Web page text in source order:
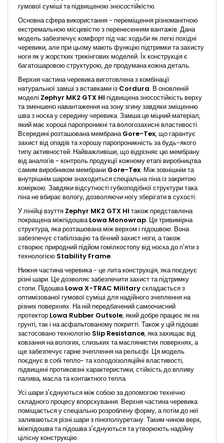
гумової суміші та підвищеною зносостійкістю.
Основна сфера використання - переміщення різноманітною
екстремальною місцевістю з перенесенням вантажів. Дана
модель забезпечує комфорт під час ходьби як легкі похідні
черевики, але при цьому мають функцію підтримки та захисту
ноги як у жорстких трекінгових моделей. Їх конструкція є
багатошаровою структурою, де продумана кожна деталь.
Верхня частина черевика виготовлена ​​з комбінації
натуральної замші з вставками із Cordura. В оновленій
моделі Zephyr MK2 GTX HI підвищена зносостійкість верху
та зменшено навантаження на зону згину завдяки зміщенню
шва з носка у середину черевика. Замша це міцний матеріал,
який має хороші паропроникні та вологозахисні властивості.
Всередині розташована мембранаGore-Tex, що гарантує
захист від опадів та хорошу паропроникність за будь-якого
типу активностей. Найважливіше, що відрізняє цю мембрану
від аналогів - контроль продукції кожному етапі виробництва
самим виробником мембрани Gore-Tex. Між зовнішнім та
внутрішнім шаром знаходиться спеціальна піна із закритою
коміркою. Завдяки відсутності губкоподібної структури така
піна не вбирає вологу, дозволяючи ногу зберігати в сухості.
У лінійці взуття Zephyr MK2 GTX HI також представлена
покращена міжпідошваLowa Monowrap. Це тривимірна
структура, яка розташована між верхом і підошвою. Вона
забезпечує стабілізацію та бічний захист ноги, а також
створює природний підйом гомілкостопу від носка до п'яти з
технологією Stability Frame.
Нижня частина черевика - це лита конструкція, яка поєднує
різні шари. Це дозволяє забезпечити захист та підтримку
стопи. ПідошваLowa X-TRAC Militaryскладається з
оптимізованої гумової суміші для надійного зчеплення на
різних поверхнях. На ній передбачений самоочисний
протектор Lowa Rubber Outsole, який добре працює як на
грунті, так і на асфальтованому покритті. Також у цій підошві
застосовано технологію Slip Resistance, яка захищає від
ковзання на вологих, слизьких та маслянистих поверхнях, а
ще забезпечує гарне зчеплення на рельєфі. Ця модель
поєднує в собі тепло- та холодоізоляційні властивості,
підвищені протиковзні характеристики, стійкість до впливу
палива, масла та контактного тепла.
Усі шари з'єднуються між собою за допомогою технічно
складного процесу впорскування. Верхня частина черевика
поміщається у спеціально розроблену форму, а потім до неї
заливаються різні шари з пінополіуретану. Таким чином верх,
міжпідошва та підошва з'єднуються та утворюють надійну
цілісну конструкцію.